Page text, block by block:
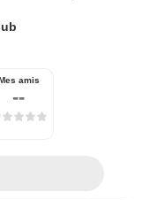
amis
--